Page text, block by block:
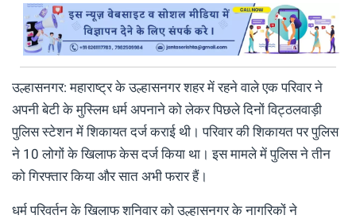
उल्हासनगर: महाराष्ट्र के उल्हासनगर शहर में रहने वाले एक परिवार ने
अपनी बेटी के मुस्लिम धर्म अपनाने को लेकर पिछले दिनों विट्ठलवाड़ी
पुलिस स्टेशन में शिकायत दर्ज कराई थी। परिवार की शिकायत पर पुलिस
ने 10 लोगों के खिलाफ केस दर्ज किया था। इस मामले में पुलिस ने तीन
को गिरफ्तार किया और सात अभी फरार हैं।
धर्म परिवर्तन के खिलाफ शनिवार को उल्हासनगर के नागरिकों ने